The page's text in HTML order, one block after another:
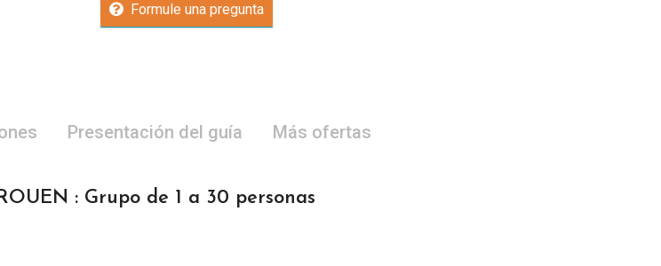
Formule una pregunta
Presentación del guía Más ofertas
: Grupo de 1 a 30 personas